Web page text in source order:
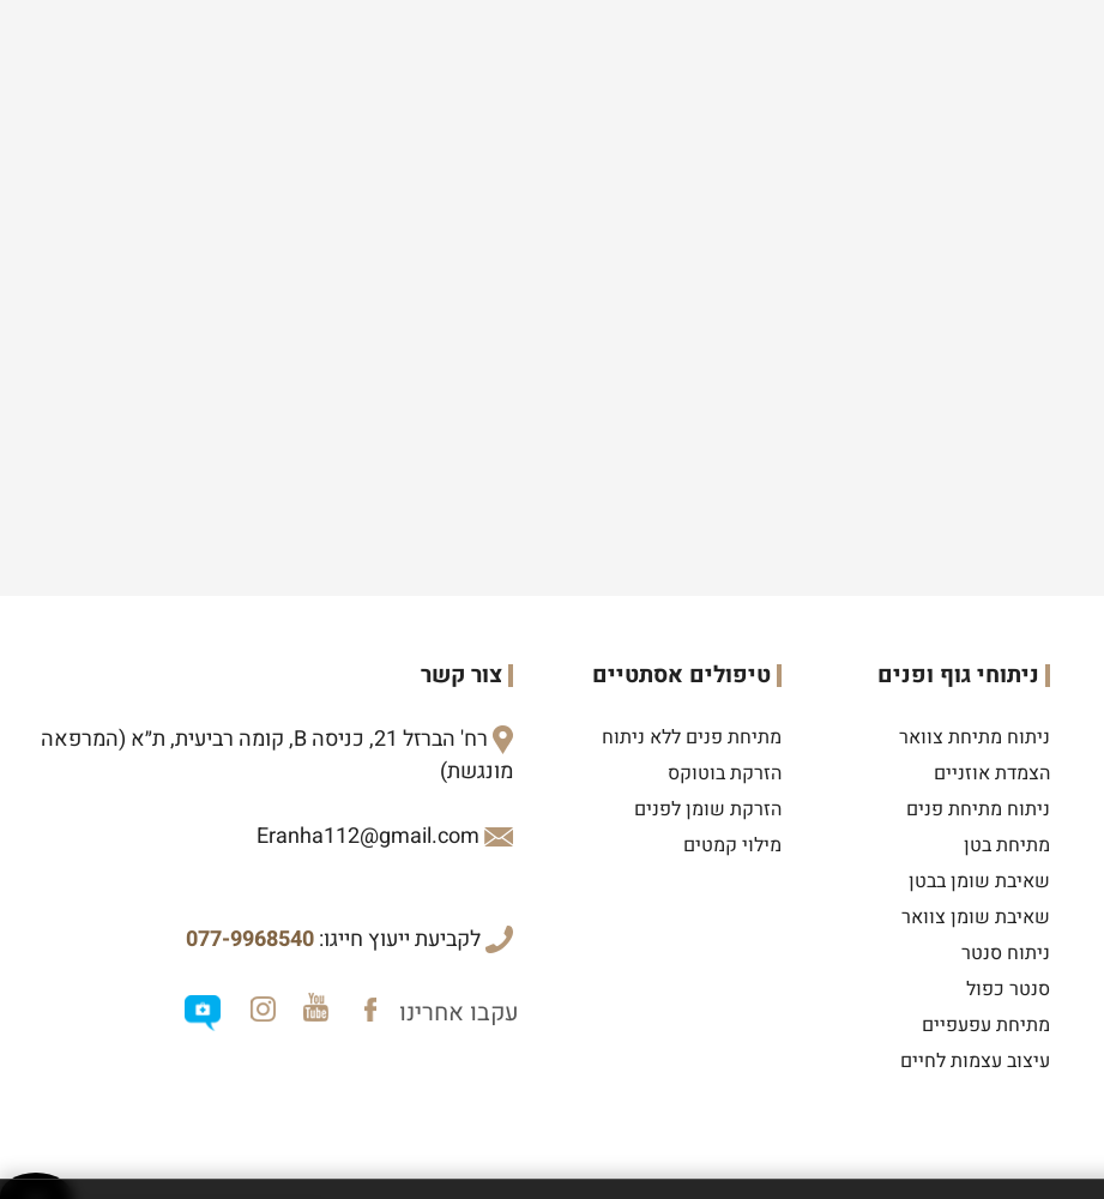
ניתוחי גוף ופנים
ניתוח מתיחת צוואר
הצמדת אוזניים
ניתוח מתיחת פנים
מתיחת בטן
שאיבת שומן בבטן
שאיבת שומן צוואר
ניתוח סנטר
סנטר כפול
מתיחת עפעפיים
עיצוב עצמות לחיים
טיפולים אסתטיים
מתיחת פנים ללא ניתוח
הזרקת בוטוקס
הזרקת שומן לפנים
מילוי קמטים
צור קשר
רח' הברזל 21, כניסה B, קומה רביעית, ת״א (המרפאה
מונגשת)
Eranha112@gmail.com
לקביעת ייעוץ חייגו:077-9968540
עקבו אחרינו